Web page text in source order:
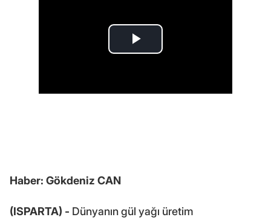
Haber: Gökdeniz CAN
(ISPARTA) - Dünyanın gül yağı üretim